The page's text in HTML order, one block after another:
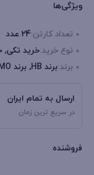
ویژگی‌ها
تعداد کارتن:24 عدد
نوع خرید:خرید تکی,
برند:برند HB, برند TAKOMO
ارسال به تمام ایران
در سریع ترین زمان
فروشنده